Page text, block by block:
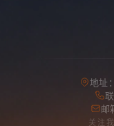
地址
邮
关注